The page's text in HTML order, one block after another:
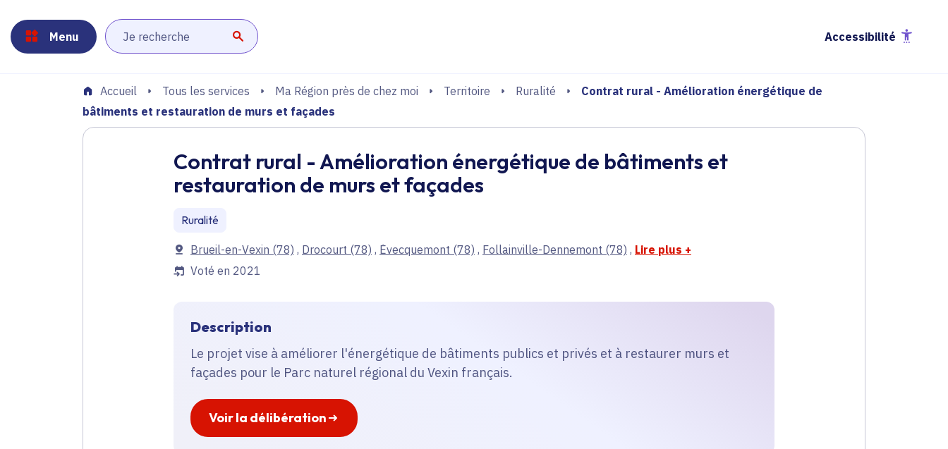
Menu
Lancer la recherche Accessibilité
Accueil Tous les services Ma Région près de chez moi Territoire Ruralité
Contrat rural - Amélioration énergétique de
bâtiments et restauration de murs et façades
Contrat rural - Amélioration énergétique de bâtiments et
restauration de murs et façades
Ruralité
Communes
Brueil-en-Vexin (78) , Drocourt (78) , Évecquemont (78) , Follainville-Dennemont (78) , Lire plus +
Voté en 2021
Description
Le projet vise à améliorer l'énergétique de bâtiments publics et privés et à restaurer murs et
façades pour le Parc naturel régional du Vexin français.
Voir la délibération